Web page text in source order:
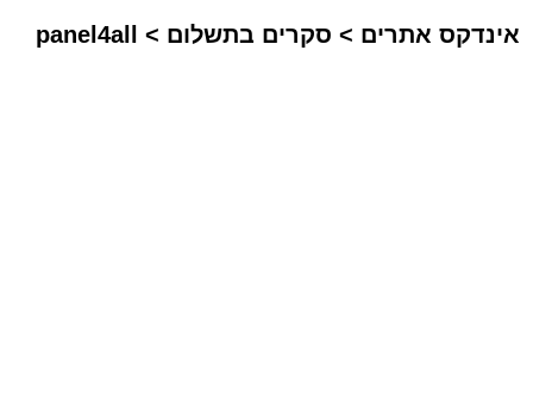
אינדקס אתרים > סקרים בתשלום >
panel4all